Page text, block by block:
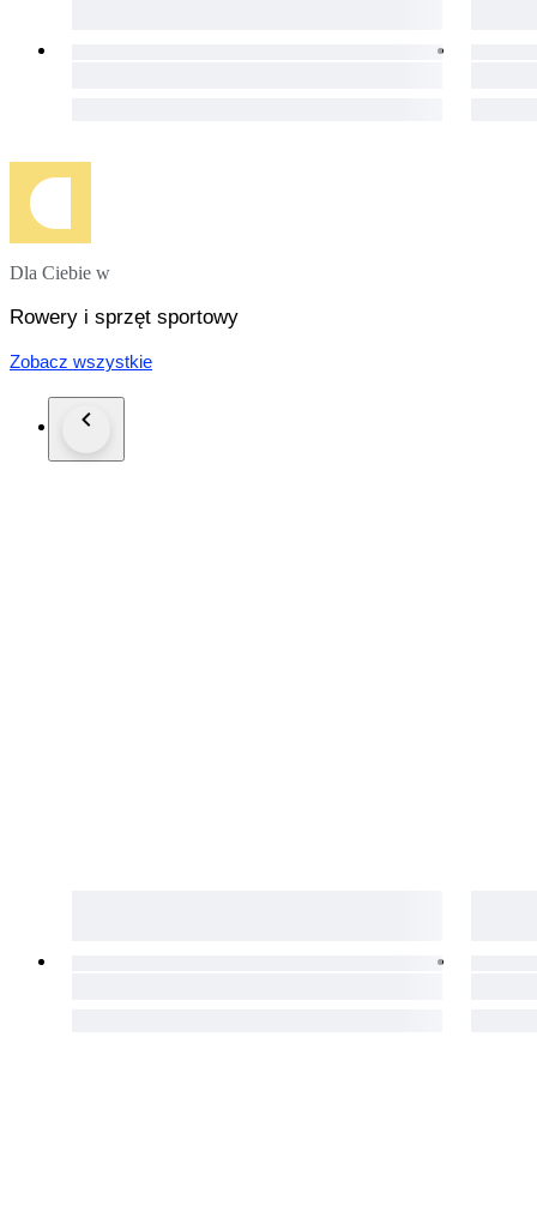
Dla Ciebie w
Rowery i sprzęt sportowy
Zobacz wszystkie